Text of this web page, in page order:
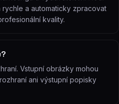
a automaticky zpracovat
kvality.
Vstupní obrázky mohou
ani výstupní popisky